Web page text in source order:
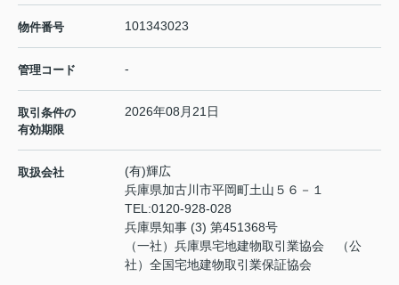
物件番号 101343023
管理コード -
取引条件の
有効期限
2026年08月21日
取扱会社
(有)輝広
兵庫県加古川市平岡町土山５６－１
TEL:0120-928-028
兵庫県知事 (3) 第451368号
（一社）兵庫県宅地建物取引業協会 （公
社）全国宅地建物取引業保証協会